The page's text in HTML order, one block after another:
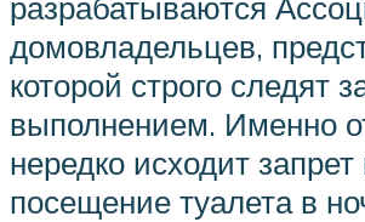
домовладельцев,
которой строго следят
выполнением. Именно
нередко исходит запрет
посещение туалета в